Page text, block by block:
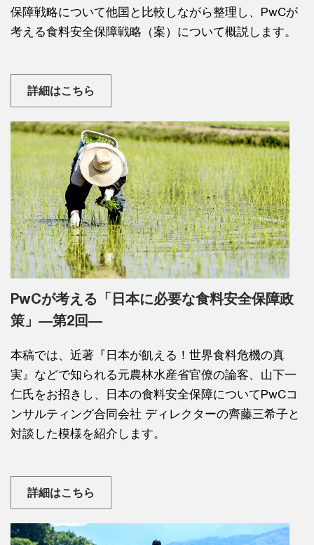
保障戦略について他国と比較しながら整理し、PwCが
考える食料安全保障戦略（案）について概説します。
詳細はこちら
PwCが考える「日本に必要な食料安全保障政
策」―第2回―
本稿では、近著『日本が飢える！世界食料危機の真
実』などで知られる元農林水産省官僚の論客、山下一
仁氏をお招きし、日本の食料安全保障についてPwCコ
ンサルティング合同会社 ディレクターの齊藤三希子と
対談した模様を紹介します。
詳細はこちら